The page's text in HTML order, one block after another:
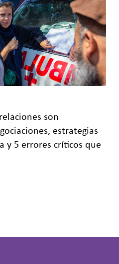
son
estrategias
y 5 errores críticos que